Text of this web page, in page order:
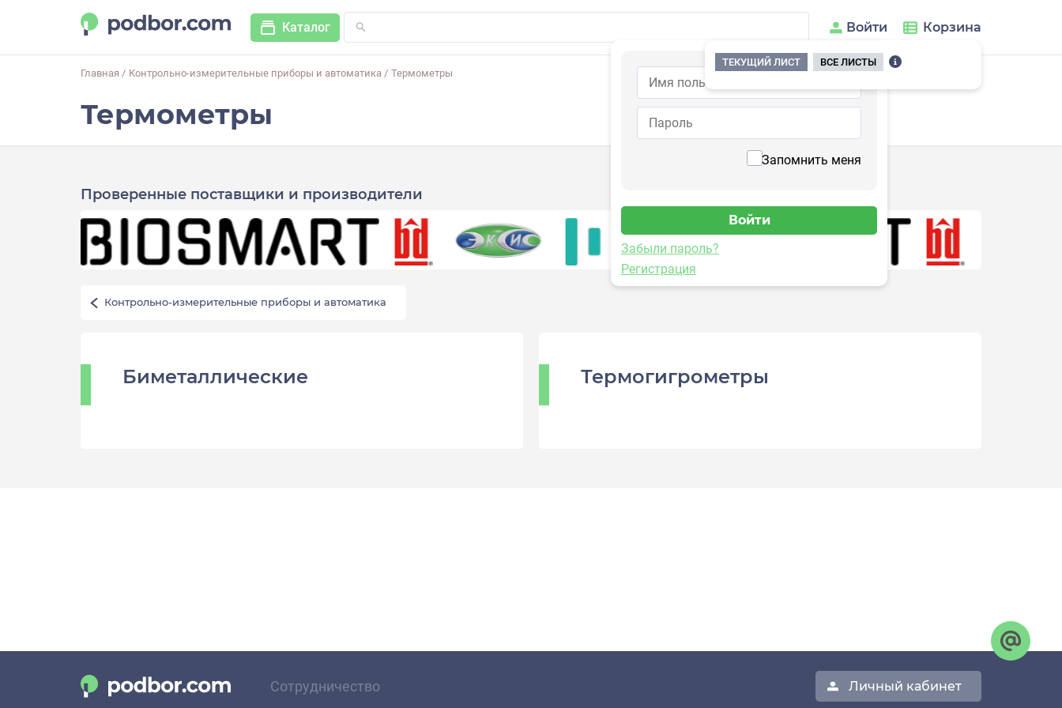
Каталог Войти
Запомнить меня
Забыли пароль?
Регистрация
Корзина
ТЕКУЩИЙ ЛИСТ
ВСЕ ЛИСТЫ
Главная / Контрольно-измерительные приборы и автоматика / Термометры
Термометры
Проверенные поставщики и производители
Контрольно-измерительные приборы и автоматика
Биметаллические Термогигрометры
Сотрудничество Личный кабинет